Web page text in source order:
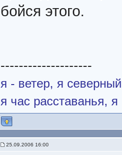
бойся этого.
--------------------
я - ветер, я
я час расставанья,
25.09.2006 16:00